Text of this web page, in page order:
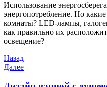
Использование
энергопотребление. Но
комнаты? LED-лампы,
как правильно их
освещение?
Навигация
по
Предыдущая
запись
Назад
Следующая
Далее